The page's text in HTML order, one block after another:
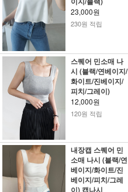
23,000원
230원 적립
스퀘어 민소매 나
시 (블랙/연베이지/
화이트/진베이지/
피치/그레이)
12,000원
120원 적립
내장캡 스퀘어 민
소매 나시 (블랙/연
베이지/화이트/진
베이지/피치/그레
이) 캡나시